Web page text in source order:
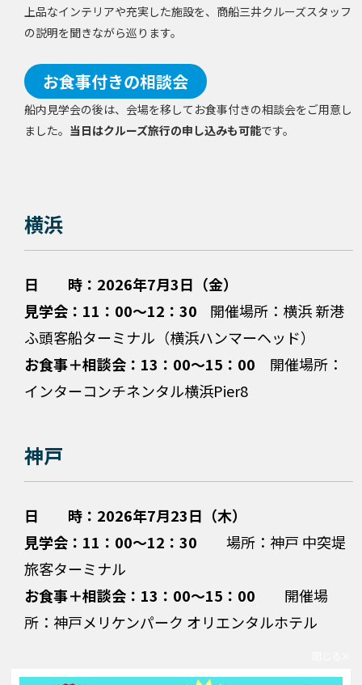
上品なインテリアや充実した施設を、商船三井クルーズスタッフ
の説明を聞きながら巡ります。
お食事付きの相談会
船内見学会の後は、会場を移してお食事付きの相談会をご用意し
ました。 当日はクルーズ旅行の申し込みも可能です。
横浜
日 時：2026年7月3日（金）
見学会：11：00～12：30 開催場所：横浜 新港
ふ頭客船ターミナル（横浜ハンマーヘッド）
お食事＋相談会：13：00～15：00 開催場所：
インターコンチネンタル横浜Pier8
神戸
日 時：2026年7月23日（木）
見学会：11：00～12：30
場所：神戸 中突堤
旅客ターミナル
お食事＋相談会：13：00～15：00 開催場
所：神戸メリケンパーク オリエンタルホテル